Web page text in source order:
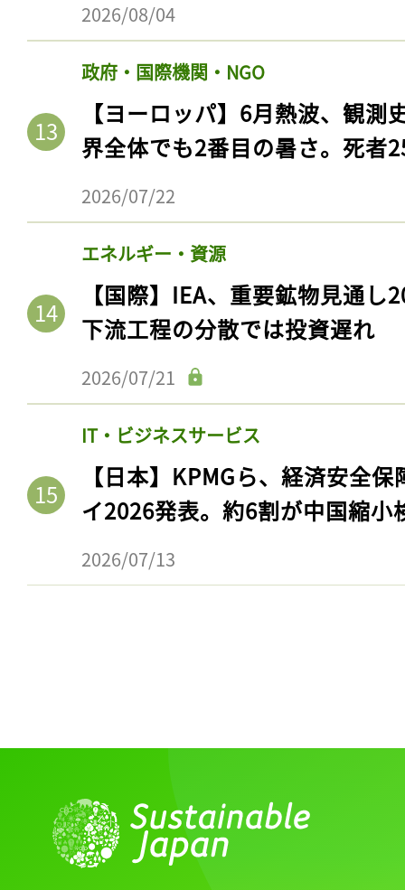
2026/08/04
政府・国際機関・NGO
【ヨーロッパ】6月熱波、観
界全体でも2番目の暑さ。死者
2026/07/22
エネルギー・資源
【国際】IEA、重要鉱物見通
下流工程の分散では投資遅れ
2026/07/21
IT・ビジネスサービス
【日本】KPMGら、経済安全
イ2026発表。約6割が中国縮小
2026/07/13
会員登録